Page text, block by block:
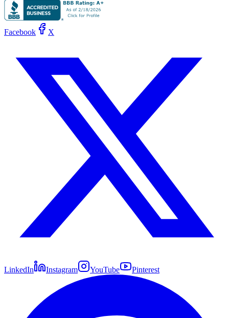
Facebook X
LinkedIn Instagram YouTube Pinterest